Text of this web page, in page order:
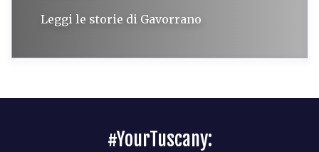
Leggi le storie di Gavorrano
#YourTuscany: